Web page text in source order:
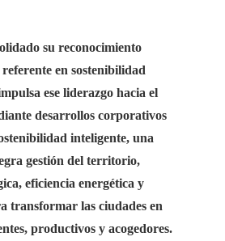
su reconocimiento
en sostenibilidad
ese liderazgo hacia el
desarrollos corporativos
inteligente, una
gestión del territorio,
eficiencia energética y
transformar las ciudades en
productivos y acogedores.